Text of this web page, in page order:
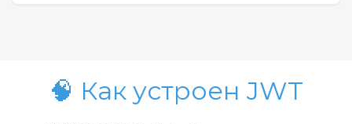
🧠 Как устроен JWT